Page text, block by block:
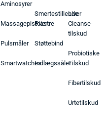
Aminosyrer
Massagepistoler
Pulsmåler
Smartwatches
Smertestillende
Plastre
Støttebind
Indlægssåler
Liver
Cleanse-
tilskud
Probiotiske
Tilskud
Fibertilskud
Urtetilskud